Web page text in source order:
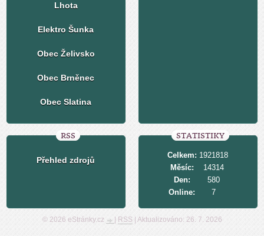
Lhota
Elektro Šunka
Obec Želivsko
Obec Brněnec
Obec Slatina
RSS
Přehled zdrojů
STATISTIKY
Online: 7
Celkem: 1921818
Měsíc:
14314
Den:
580
© 2026 eStránky.cz RSS| Aktualizováno: 26. 7. 2026